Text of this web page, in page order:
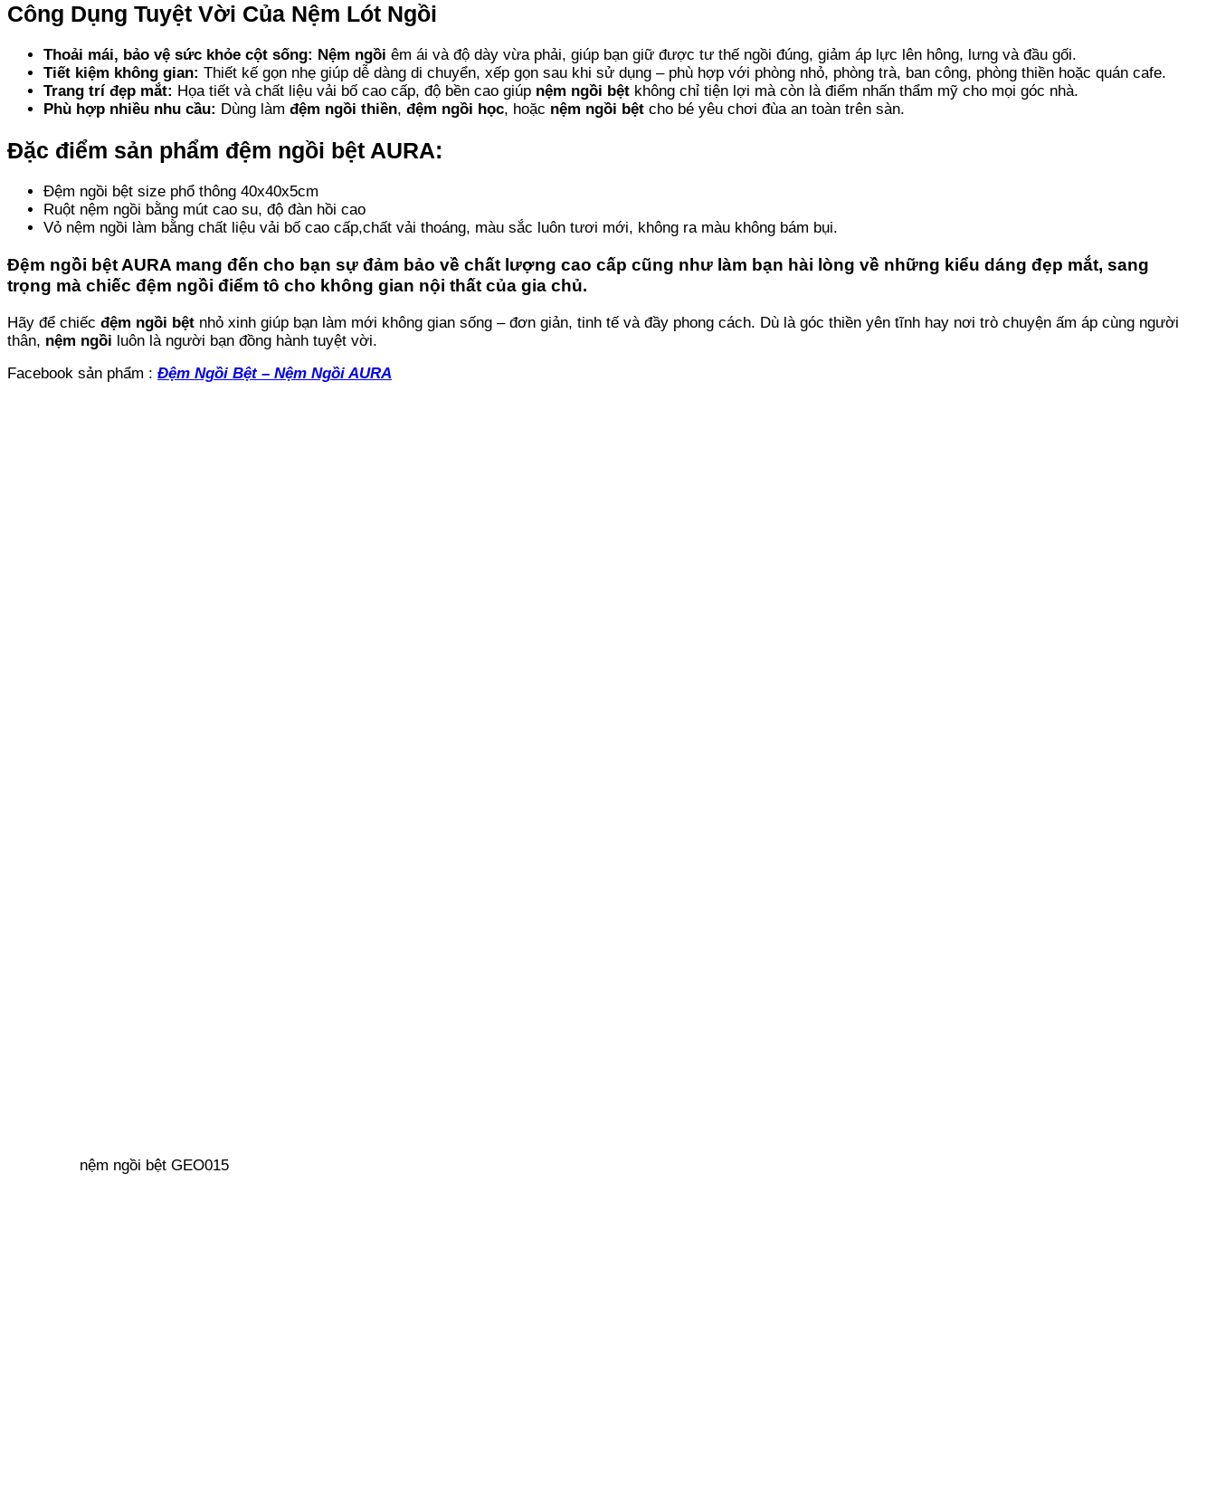
Công Dụng Tuyệt Vời Của Nệm Lót Ngồi
Thoải mái, bảo vệ sức khỏe cột sống: Nệm ngồi êm ái và độ dày vừa phải, giúp bạn giữ được tư thế ngồi đúng, giảm áp lực lên hông, lưng và đầu gối.
Tiết kiệm không gian: Thiết kế gọn nhẹ giúp dễ dàng di chuyển, xếp gọn sau khi sử dụng – phù hợp với phòng nhỏ, phòng trà, ban công, phòng thiền hoặc quán cafe.
Trang trí đẹp mắt: Họa tiết và chất liệu vải bố cao cấp, độ bền cao giúp nệm ngồi bệt không chỉ tiện lợi mà còn là điểm nhấn thẩm mỹ cho mọi góc nhà.
Phù hợp nhiều nhu cầu: Dùng làm đệm ngồi thiền, đệm ngồi học, hoặc nệm ngồi bệt cho bé yêu chơi đùa an toàn trên sàn.
Đặc điểm sản phẩm đệm ngồi bệt AURA:
Đệm ngồi bệt size phổ thông 40x40x5cm
Ruột nệm ngồi bằng mút cao su, độ đàn hồi cao
Vỏ nệm ngồi làm bằng chất liệu vải bố cao cấp,chất vải thoáng, màu sắc luôn tươi mới, không ra màu không bám bụi.
Đệm ngồi bệt AURA mang đến cho bạn sự đảm bảo về chất lượng cao cấp cũng như làm bạn hài lòng về những kiểu dáng đẹp mắt, sang
trọng mà chiếc đệm ngồi điểm tô cho không gian nội thất của gia chủ.
Hãy để chiếc đệm ngồi bệt nhỏ xinh giúp bạn làm mới không gian sống – đơn giản, tinh tế và đầy phong cách. Dù là góc thiền yên tĩnh hay nơi trò chuyện ấm áp cùng người
thân, nệm ngồi luôn là người bạn đồng hành tuyệt vời.
Facebook sản phẩm : Đệm Ngồi Bệt – Nệm Ngồi AURA
nệm ngồi bệt GEO015